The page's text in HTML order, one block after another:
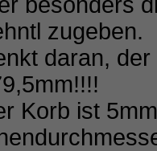
zugeben.
daran,
Korb ist